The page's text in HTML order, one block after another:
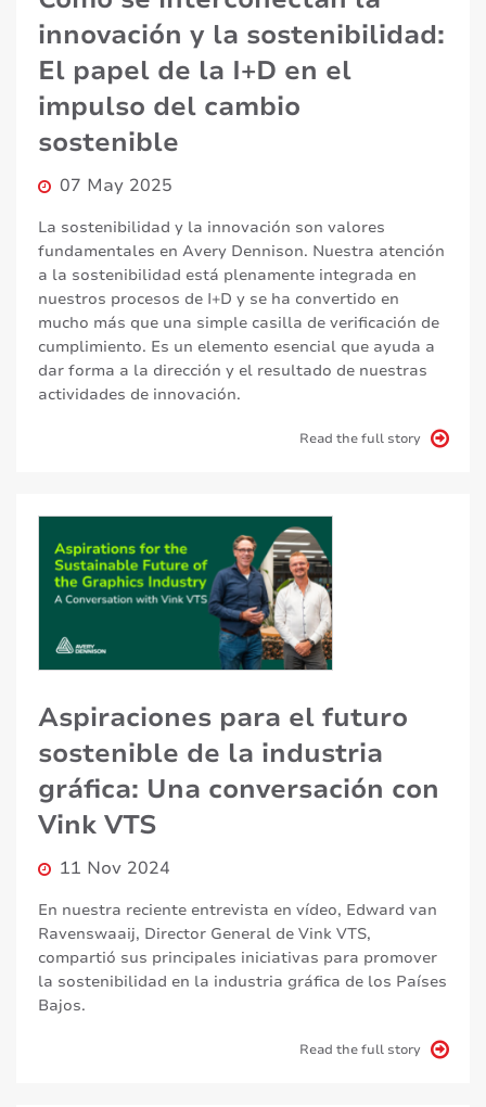
innovación y la sostenibilidad:
El papel de la I+D en el
impulso del cambio
sostenible
07 May 2025
La sostenibilidad y la innovación son valores
fundamentales en Avery Dennison. Nuestra atención
a la sostenibilidad está plenamente integrada en
nuestros procesos de I+D y se ha convertido en
mucho más que una simple casilla de verificación de
cumplimiento. Es un elemento esencial que ayuda a
dar forma a la dirección y el resultado de nuestras
actividades de innovación.
Read the full story
Aspiraciones para el futuro
sostenible de la industria
gráfica: Una conversación con
Vink VTS
11 Nov 2024
En nuestra reciente entrevista en vídeo, Edward van
Ravenswaaij, Director General de Vink VTS,
compartió sus principales iniciativas para promover
la sostenibilidad en la industria gráfica de los Países
Bajos.
Read the full story